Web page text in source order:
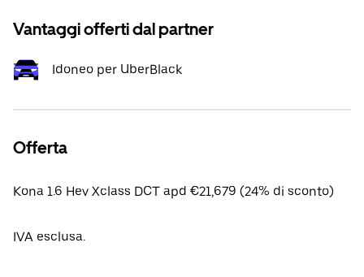
Vantaggi offerti dal partner
Idoneo per UberBlack
Offerta
Kona 1.6 Hev Xclass DCT apd €21,679 (24% di sconto)
IVA esclusa.